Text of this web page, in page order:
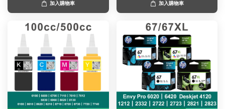
加入購物車 加入購物車